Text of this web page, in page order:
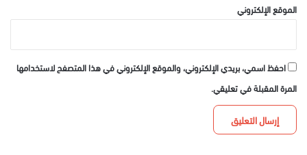
الموقع الإلكتروني
احفظ اسمي، بريدي الإلكتروني، والموقع الإلكتروني في هذا المتصفح لاستخدامها
المرة المقبلة في تعليقي.